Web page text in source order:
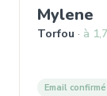
Mylene
Torfou à
Email confirmé